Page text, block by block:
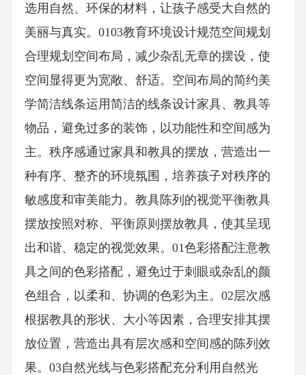
选用自然、环保的材料，让孩子感受大自然的
美丽与真实。0103教育环境设计规范空间规划
合理规划空间布局，减少杂乱无章的摆设，使
空间显得更为宽敞、舒适。空间布局的简约美
学简洁线条运用简洁的线条设计家具、教具等
物品，避免过多的装饰，以功能性和空间感为
主。秩序感通过家具和教具的摆放，营造出一
种有序、整齐的环境氛围，培养孩子对秩序的
敏感度和审美能力。教具陈列的视觉平衡教具
摆放按照对称、平衡原则摆放教具，使其呈现
出和谐、稳定的视觉效果。01色彩搭配注意教
具之间的色彩搭配，避免过于刺眼或杂乱的颜
色组合，以柔和、协调的色彩为主。02层次感
根据教具的形状、大小等因素，合理安排其摆
放位置，营造出具有层次感和空间感的陈列效
果。03自然光线与色彩搭配充分利用自然光